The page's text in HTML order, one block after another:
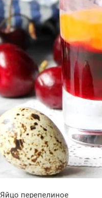
Яйцо перепелиное